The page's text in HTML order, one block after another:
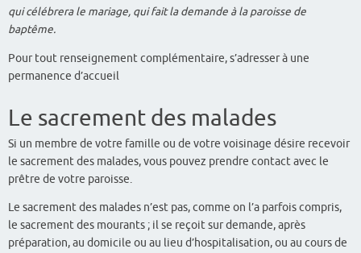
qui célébrera le mariage, qui fait la demande à la paroisse de
baptême.
Pour tout renseignement complémentaire, s’adresser à une
permanence d’accueil
Le sacrement des malades
Si un membre de votre famille ou de votre voisinage désire recevoir
le sacrement des malades, vous pouvez prendre contact avec le
prêtre de votre paroisse.
Le sacrement des malades n’est pas, comme on l’a parfois compris,
le sacrement des mourants ; il se reçoit sur demande, après
préparation, au domicile ou au lieu d’hospitalisation, ou au cours de